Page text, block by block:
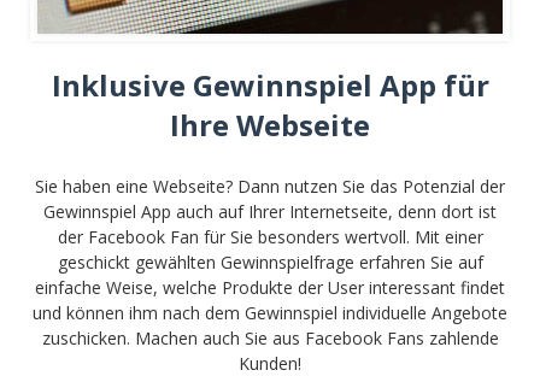
Inklusive Gewinnspiel App für
Ihre Webseite
Sie haben eine Webseite? Dann nutzen Sie das Potenzial der
Gewinnspiel App auch auf Ihrer Internetseite, denn dort ist
der Facebook Fan für Sie besonders wertvoll. Mit einer
geschickt gewählten Gewinnspielfrage erfahren Sie auf
einfache Weise, welche Produkte der User interessant findet
und können ihm nach dem Gewinnspiel individuelle Angebote
zuschicken. Machen auch Sie aus Facebook Fans zahlende
Kunden!